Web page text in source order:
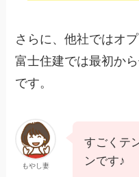
さらに、他社ではオ
富士住建では最初か
です。
もやし妻
すごくテ
ンです♪